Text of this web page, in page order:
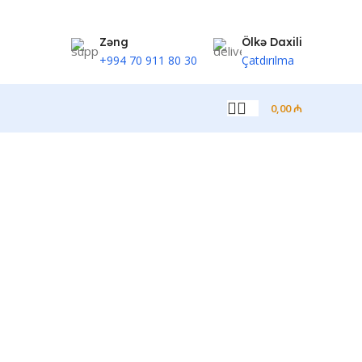
Zəng
+994 70 911 80 30
Ölkə Daxili
Çatdırılma
0,00₼